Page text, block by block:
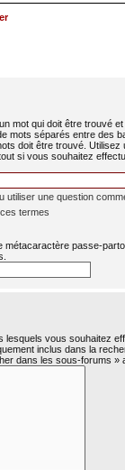
mot qui doit être trouvé
mots séparés entre des
doit être trouvé. Utilisez
si vous souhaitez
utiliser une question
termes
métacaractère passe-
lesquels vous souhaitez
inclus dans la
dans les sous-forums »